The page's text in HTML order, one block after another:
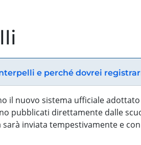
e perché dovrei
il nuovo sistema ufficiale
pubblicati direttamente dalle
inviata tempestivamente e